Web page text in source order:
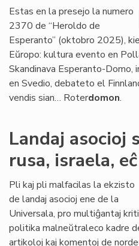
Estas en la presejo la numero
2370 de “Heroldo de
Esperanto” (oktobro 2025),
Eŭropo: kultura evento en
Skandinava Esperanto-Domo,
en Svedio, debateto el
vendis sian… Roterdomon.
Landaj asocioj
rusa, israela,
Pli kaj pli malfacilas la ekzisto
de landaj asocioj ene de la
Universala, pro multiĝantaj
politika malneŭtraleco kadre
artikoloj kaj komentoj de